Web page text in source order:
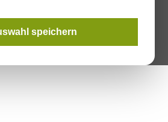
speichern